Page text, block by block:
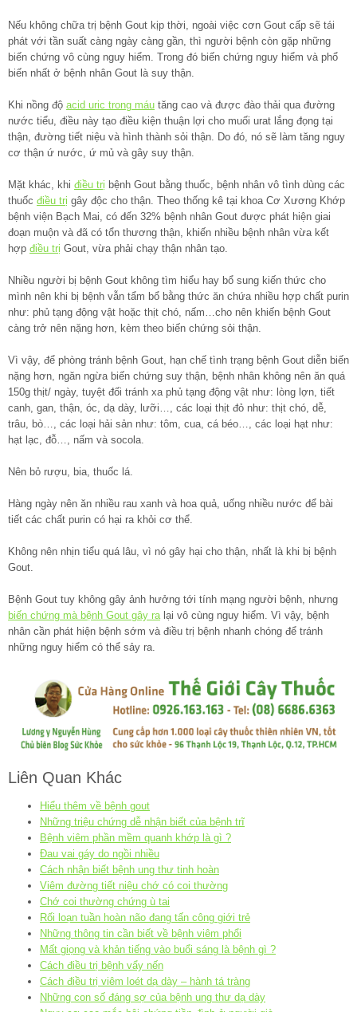
Nếu không chữa trị bệnh Gout kịp thời, ngoài việc cơn Gout cấp sẽ tái
phát với tần suất càng ngày càng gần, thì người bệnh còn gặp những
biến chứng vô cùng nguy hiểm. Trong đó biến chứng nguy hiểm và phổ
biến nhất ở bệnh nhân Gout là suy thận.
Khi nồng độ acid uric trong máu tăng cao và được đào thải qua đường
nước tiểu, điều này tạo điều kiện thuận lợi cho muối urat lắng đọng tại
thận, đường tiết niệu và hình thành sỏi thận. Do đó, nó sẽ làm tăng nguy
cơ thận ứ nước, ứ mủ và gây suy thận.
Mặt khác, khi điều trị bệnh Gout bằng thuốc, bệnh nhân vô tình dùng các
thuốc điều trị gây độc cho thận. Theo thống kê tại khoa Cơ Xương Khớp
bệnh viện Bạch Mai, có đến 32% bệnh nhân Gout được phát hiện giai
đoạn muộn và đã có tổn thương thận, khiến nhiều bệnh nhân vừa kết
hợp điều trị Gout, vừa phải chạy thận nhân tạo.
Nhiều người bị bệnh Gout không tìm hiểu hay bổ sung kiến thức cho
mình nên khi bị bệnh vẫn tẩm bổ bằng thức ăn chứa nhiều hợp chất purin
như: phủ tạng động vật hoặc thịt chó, nấm…cho nên khiến bệnh Gout
càng trở nên nặng hơn, kèm theo biến chứng sỏi thận.
Vì vậy, để phòng tránh bệnh Gout, hạn chế tình trạng bệnh Gout diễn biến
nặng hơn, ngăn ngừa biến chứng suy thận, bệnh nhân không nên ăn quá
150g thịt/ ngày, tuyệt đối tránh xa phủ tạng động vật như: lòng lợn, tiết
canh, gan, thận, óc, dạ dày, lưỡi…, các loại thịt đỏ như: thịt chó, dễ,
trâu, bò…, các loại hải sản như: tôm, cua, cá béo…, các loại hạt như:
hạt lạc, đỗ…, nấm và socola.
Nên bỏ rượu, bia, thuốc lá.
Hàng ngày nên ăn nhiều rau xanh và hoa quả, uống nhiều nước để bài
tiết các chất purin có hại ra khỏi cơ thể.
Không nên nhịn tiểu quá lâu, vì nó gây hại cho thận, nhất là khi bị bệnh
Gout.
Bệnh Gout tuy không gây ảnh hưởng tới tính mạng người bệnh, nhưng
biến chứng mà bệnh Gout gây ra lại vô cùng nguy hiểm. Vì vậy, bệnh
nhân cần phát hiện bệnh sớm và điều trị bệnh nhanh chóng để tránh
những nguy hiểm có thể sảy ra.
Liên Quan Khác
Hiểu thêm về bệnh gout
Những triệu chứng dễ nhận biết của bệnh trĩ
Bệnh viêm phần mềm quanh khớp là gì ?
Đau vai gáy do ngồi nhiều
Cách nhận biết bệnh ung thư tinh hoàn
Viêm đường tiết niệu chớ có coi thường
Chớ coi thường chứng ù tai
Rối loạn tuần hoàn não đang tấn công giới trẻ
Những thông tin cần biết về bệnh viêm phổi
Mất giọng và khản tiếng vào buổi sáng là bệnh gì ?
Cách điều trị bệnh vẩy nến
Cách điều trị viêm loét dạ dày – hành tá tràng
Những con số đáng sợ của bệnh ung thư dạ dày